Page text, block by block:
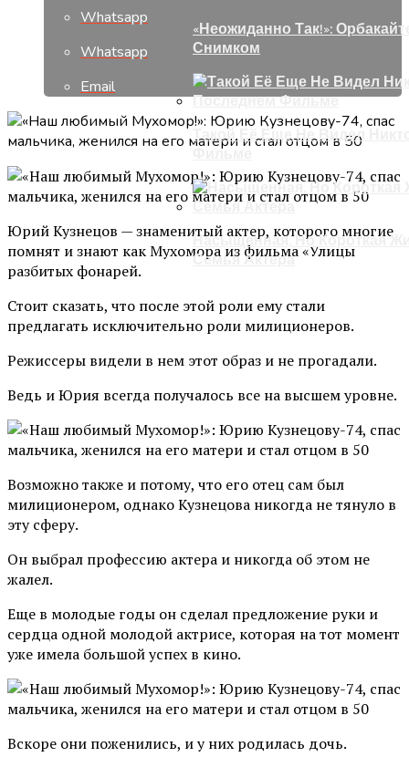
«Неожиданно Так!»:
Снимком
Такой Её Еще Не Видел
Фильме
Насыщенная, Но Короткая
Семья Актера
Whatsapp
Whatsapp
Email
Юрий Кузнецов — знаменитый актер, которого многие
помнят и знают как Мухомора из фильма «Улицы
разбитых фонарей.
Стоит сказать, что после этой роли ему стали
предлагать исключительно роли милиционеров.
Режиссеры видели в нем этот образ и не прогадали.
Ведь и Юрия всегда получалось все на высшем уровне.
Возможно также и потому, что его отец сам был
милиционером, однако Кузнецова никогда не тянуло в
эту сферу.
Он выбрал профессию актера и никогда об этом не
жалел.
Еще в молодые годы он сделал предложение руки и
сердца одной молодой актрисе, которая на тот момент
уже имела большой успех в кино.
Вскоре они поженились, и у них родилась дочь.